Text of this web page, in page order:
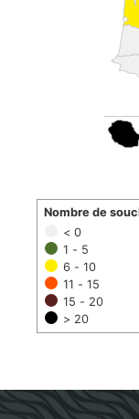
< 0
1 - 5
6 - 10
11 - 15
15 - 20
> 20
Nombre de